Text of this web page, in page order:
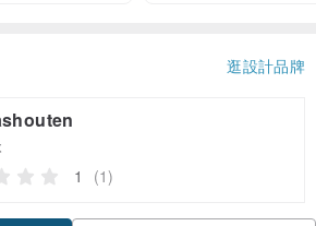
逛設計品牌
1
(1)